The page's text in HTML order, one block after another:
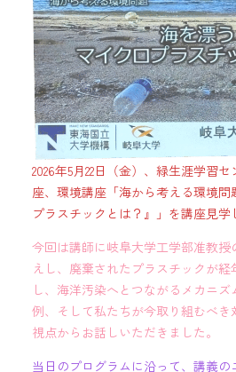
2026年5月22日（金）、緑生涯学習
座、環境講座「海から考える環境問
プラスチックとは？』」を講座見学
今回は講師に岐阜大学工学部准教
えし、廃棄されたプラスチックが
し、海洋汚染へとつながるメカニ
例、そして私たちが今取り組むべき
視点からお話しいただきました。
当日のプログラムに沿って、講義の